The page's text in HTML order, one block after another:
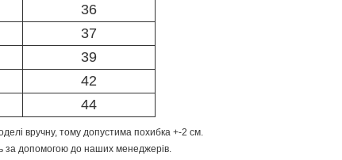
36
37
39
42
44
вручну, тому допустима похибка +-2 см.
за допомогою до наших менеджерів.